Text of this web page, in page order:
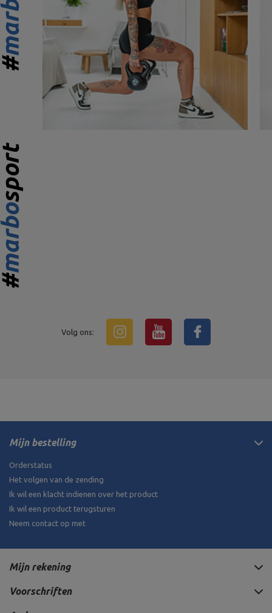
Volg ons:
Mijn bestelling
Orderstatus
Het volgen van de zending
Ik wil een klacht indienen over het product
Ik wil een product terugsturen
Neem contact op met
Mijn rekening
Voorschriften